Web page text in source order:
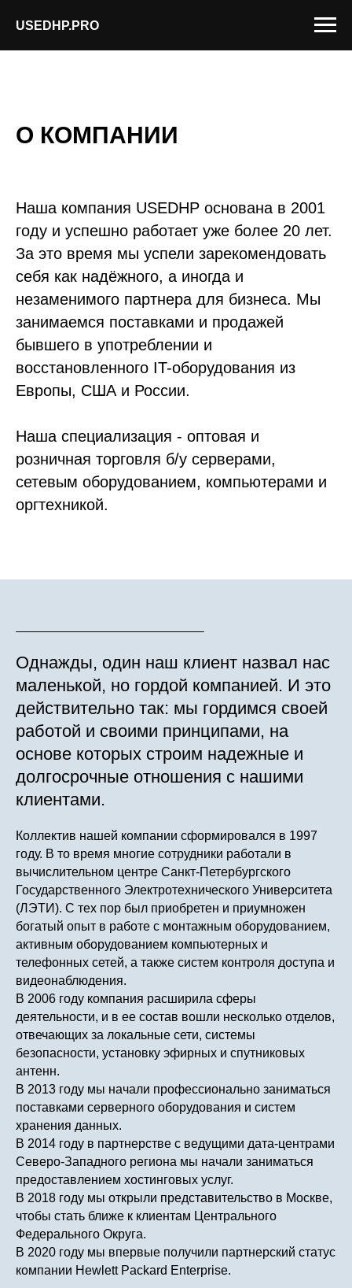
USEDHP.PRO
О КОМПАНИИ
Наша компания USEDHP основана в 2001
году и успешно работает уже более 20 лет.
За это время мы успели зарекомендовать
себя как надёжного, а иногда и
незаменимого партнера для бизнеса. Мы
занимаемся поставками и продажей
бывшего в употреблении и
восстановленного IT-оборудования из
Европы, США и России.
Наша специализация - оптовая и
розничная торговля б/у серверами,
сетевым оборудованием, компьютерами и
оргтехникой.
Однажды, один наш клиент назвал нас
маленькой, но гордой компанией. И это
действительно так: мы гордимся своей
работой и своими принципами, на
основе которых строим надежные и
долгосрочные отношения с нашими
клиентами.
Коллектив нашей компании сформировался в 1997
году. В то время многие сотрудники работали в
вычислительном центре Санкт-Петербургского
Государственного Электротехнического Университета
(ЛЭТИ). С тех пор был приобретен и приумножен
богатый опыт в работе с монтажным оборудованием,
активным оборудованием компьютерных и
телефонных сетей, а также систем контроля доступа и
видеонаблюдения.
В 2006 году компания расширила сферы
деятельности, и в ее состав вошли несколько отделов,
отвечающих за локальные сети, системы
безопасности, установку эфирных и спутниковых
антенн.
В 2013 году мы начали профессионально заниматься
поставками серверного оборудования и систем
хранения данных.
В 2014 году в партнерстве с ведущими дата-центрами
Северо-Западного региона мы начали заниматься
предоставлением хостинговых услуг.
В 2018 году мы открыли представительство в Москве,
чтобы стать ближе к клиентам Центрального
Федерального Округа.
В 2020 году мы впервые получили партнерский статус
компании Hewlett Packard Enterprise.